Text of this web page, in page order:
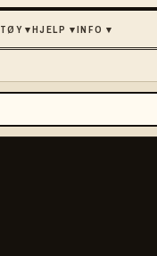
▾HJELP ▾INFO ▾